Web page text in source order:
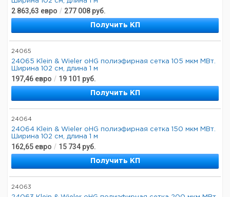
2 863,63 евро / 277 008 руб.
Получить КП
24065
24065 Klein & Wieler oHG полиэфирная сетка 105 мкм МВт.
Ширина 102 см, длина 1 м
197,46 евро / 19 101 руб.
Получить КП
24064
24064 Klein & Wieler oHG полиэфирная сетка 150 мкм МВт.
Ширина 102 см, длина 1 м
162,65 евро / 15 734 руб.
Получить КП
24063